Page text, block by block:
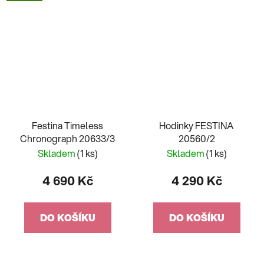
Festina Timeless
Chronograph 20633/3
Skladem(1 ks)
4 690 Kč
DO KOŠÍKU
Hodinky FESTINA
20560/2
Skladem(1 ks)
4 290 Kč
DO KOŠÍKU